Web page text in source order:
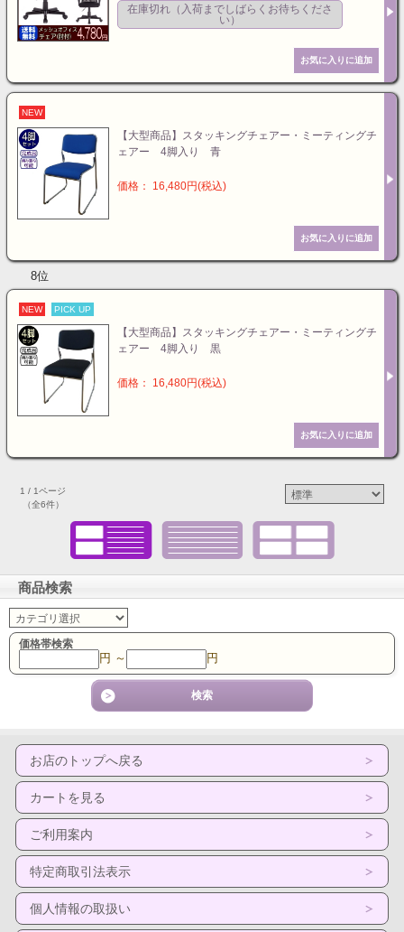
在庫切れ（入荷までしばらくお待ちくださ
い）
NEW
【大型商品】スタッキングチェアー・ミーティングチ
ェアー 4脚入り 青
価格： 16,480円(税込)
8位
NEW PICK UP
【大型商品】スタッキングチェアー・ミーティングチ
ェアー 4脚入り 黒
価格： 16,480円(税込)
1 / 1ページ
（全6件）
商品検索
価格帯検索
円 ～ 円
お店のトップへ戻る
カートを見る
ご利用案内
特定商取引法表示
個人情報の取扱い